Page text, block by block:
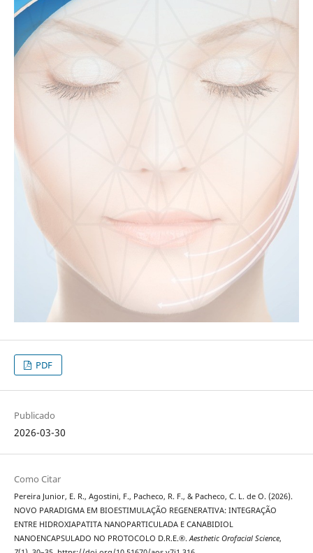
PDF
Publicado
2026-03-30
Como Citar
Pereira Junior, E. R., Agostini, F., Pacheco, R. F., & Pacheco, C. L. de O. (2026).
NOVO PARADIGMA EM BIOESTIMULAÇÃO REGENERATIVA: INTEGRAÇÃO
ENTRE HIDROXIAPATITA NANOPARTICULADA E CANABIDIOL
NANOENCAPSULADO NO PROTOCOLO D.R.E.®. Aesthetic Orofacial Science,